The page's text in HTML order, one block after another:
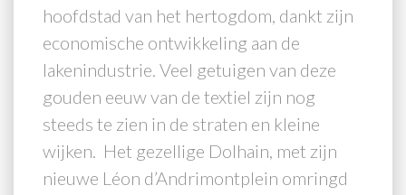
hoofdstad van het hertogdom, dankt zijn
economische ontwikkeling aan de
lakenindustrie. Veel getuigen van deze
gouden eeuw van de textiel zijn nog
steeds te zien in de straten en kleine
wijken. Het gezellige Dolhain, met zijn
nieuwe Léon d’Andrimontplein omringd